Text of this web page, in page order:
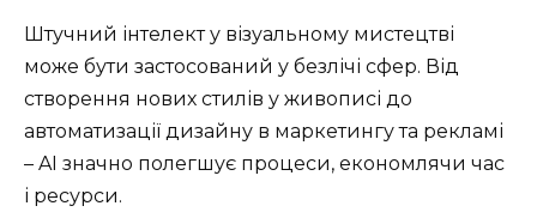
Штучний інтелект у візуальному мистецтві
може бути застосований у безлічі сфер. Від
створення нових стилів у живописі до
автоматизації дизайну в маркетингу та рекламі
– AI значно полегшує процеси, економлячи час
і ресурси.